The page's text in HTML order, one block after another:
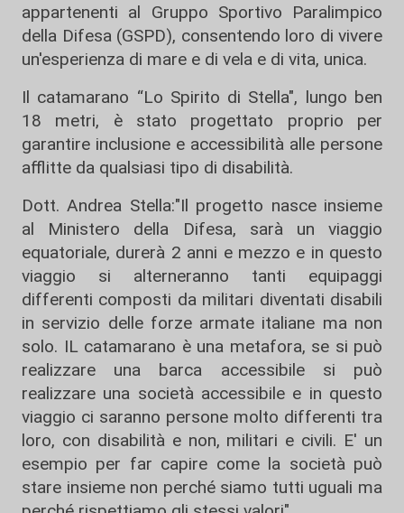
appartenenti al Gruppo Sportivo Paralimpico
della Difesa (GSPD), consentendo loro di vivere
un'esperienza di mare e di vela e di vita, unica.
Il catamarano “Lo Spirito di Stella", lungo ben
18 metri, è stato progettato proprio per
garantire inclusione e accessibilità alle persone
afflitte da qualsiasi tipo di disabilità.
Dott. Andrea Stella:"Il progetto nasce insieme
al Ministero della Difesa, sarà un viaggio
equatoriale, durerà 2 anni e mezzo e in questo
viaggio si alterneranno tanti equipaggi
differenti composti da militari diventati disabili
in servizio delle forze armate italiane ma non
solo. IL catamarano è una metafora, se si può
realizzare una barca accessibile si può
realizzare una società accessibile e in questo
viaggio ci saranno persone molto differenti tra
loro, con disabilità e non, militari e civili. E' un
esempio per far capire come la società può
stare insieme non perché siamo tutti uguali ma